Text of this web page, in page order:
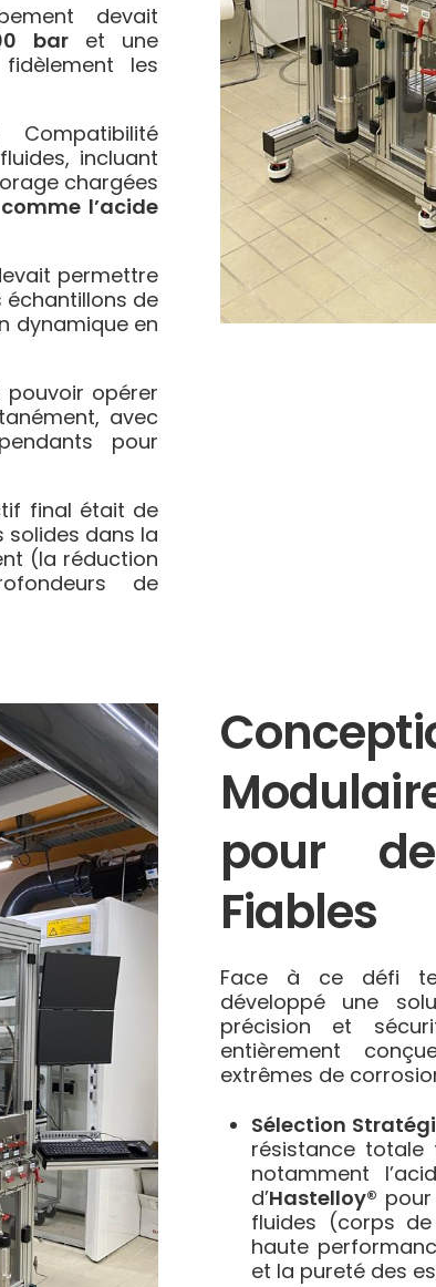
devait
baret une
les
incluant
chargées
l’acide
permettre
échantillons de
dynamique en
pouvoir opérer
avec
pour
final était de
solides dans la
(la réduction
de
pour
Fiables
Face à ce défi
développé une
précision et
entièrement
extrêmes de
Sélection
résistance totale
notamment
d’Hastelloy®
fluides (corps
haute
et la pureté des